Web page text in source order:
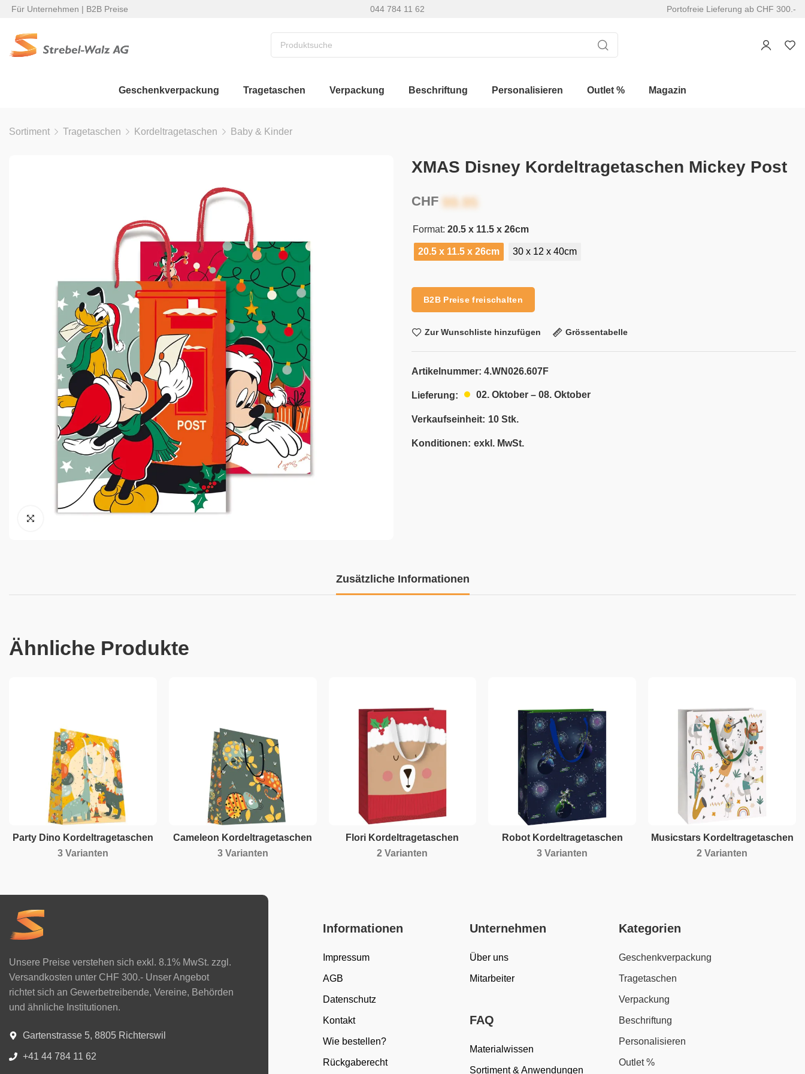
Für Unternehmen | B2B Preise 044 784 11 62 Portofreie Lieferung ab CHF 300.-
Geschenkverpackung Tragetaschen Verpackung Beschriftung Personalisieren Outlet % Magazin
Sortiment Tragetaschen Kordeltragetaschen Baby & Kinder
XMAS Disney Kordeltragetaschen Mickey Post
CHF
Format: 20.5 x 11.5 x 26cm
20.5 x 11.5 x 26cm 30 x 12 x 40cm
B2B Preise freischalten
Zur Wunschliste hinzufügen Grössentabelle
Artikelnummer: 4.WN026.607F
Lieferung: 02. Oktober – 08. Oktober
Verkaufseinheit: 10 Stk.
Konditionen: exkl. MwSt.
Zusätzliche Informationen
Ähnliche Produkte
Party Dino Kordeltragetaschen
3 Varianten
Cameleon Kordeltragetaschen
3 Varianten
Flori Kordeltragetaschen
2 Varianten
Robot Kordeltragetaschen
3 Varianten
Musicstars Kordeltragetaschen
2 Varianten
Unsere Preise verstehen sich exkl. 8.1% MwSt. zzgl.
Versandkosten unter CHF 300.- Unser Angebot
richtet sich an Gewerbetreibende, Vereine, Behörden
und ähnliche Institutionen.
Gartenstrasse 5, 8805 Richterswil
+41 44 784 11 62
Informationen
Impressum
AGB
Datenschutz
Kontakt
Wie bestellen?
Rückgaberecht
Unternehmen
Über uns
Mitarbeiter
FAQ
Materialwissen
Sortiment & Anwendungen
Kategorien
Geschenkverpackung
Tragetaschen
Verpackung
Beschriftung
Personalisieren
Outlet %